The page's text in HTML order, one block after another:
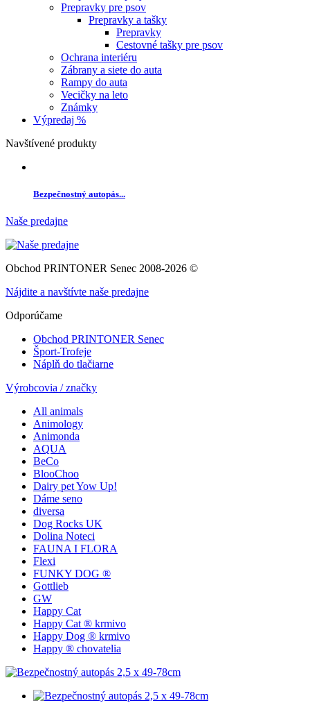
Prepravky pre psov
Prepravky a tašky
Prepravky
Cestovné tašky pre psov
Ochrana interiéru
Zábrany a siete do auta
Rampy do auta
Vecičky na leto
Známky
Výpredaj %
Navštívené produkty
Bezpečnostný autopás...
Naše predajne
Obchod PRINTONER Senec 2008-2026 ©
Nájdite a navštívte naše predajne
Odporúčame
Obchod PRINTONER Senec
Šport-Trofeje
Náplň do tlačiarne
Výrobcovia / značky
All animals
Animology
Animonda
AQUA
BeCo
BlooChoo
Dairy pet Yow Up!
Dáme seno
diversa
Dog Rocks UK
Dolina Noteci
FAUNA I FLORA
Flexi
FUNKY DOG ®
Gottlieb
GW
Happy Cat
Happy Cat ® krmivo
Happy Dog ® krmivo
Happy ® chovatelia